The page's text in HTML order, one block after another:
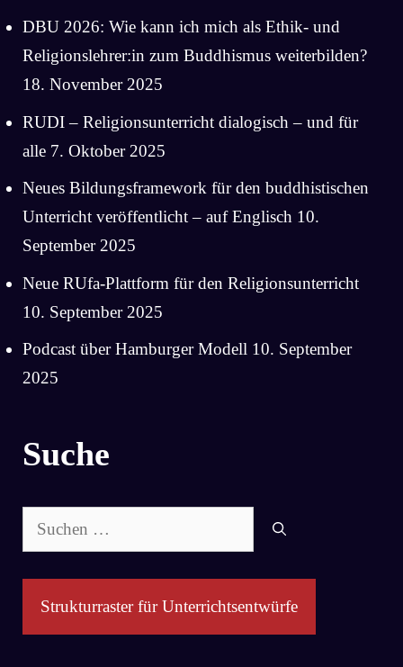
DBU 2026: Wie kann ich mich als Ethik- und
Religionslehrer:in zum Buddhismus weiterbilden?
18. November 2025
RUDI – Religionsunterricht dialogisch – und für
alle 7. Oktober 2025
Neues Bildungsframework für den buddhistischen
Unterricht veröffentlicht – auf Englisch 10.
September 2025
Neue RUfa-Plattform für den Religionsunterricht
10. September 2025
Podcast über Hamburger Modell 10. September
2025
Suche
Suchen
nach:
Strukturraster für Unterrichtsentwürfe